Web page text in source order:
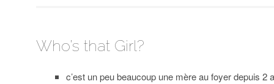
Who’s that Girl?
c’est un peu beaucoup une mère au foyer depuis 2